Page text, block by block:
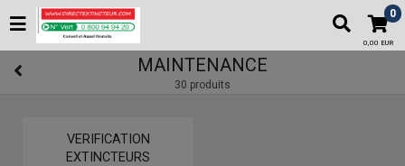
0
0,00 EUR
MAINTENANCE
30 produits
VERIFICATION
EXTINCTEURS